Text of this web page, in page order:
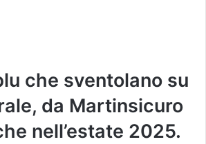
che sventolano su
da Martinsicuro
nell’estate 2025.